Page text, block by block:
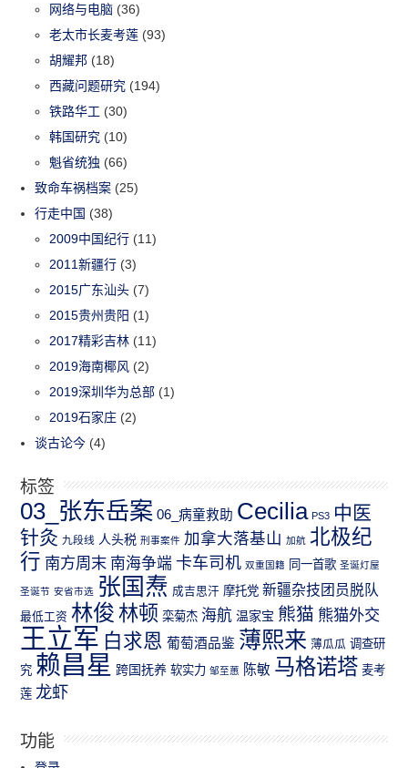
网络与电脑 (36)
老太市长麦考莲 (93)
胡耀邦 (18)
西藏问题研究 (194)
铁路华工 (30)
韩国研究 (10)
魁省统独 (66)
致命车祸档案 (25)
行走中国 (38)
2009中国纪行 (11)
2011新疆行 (3)
2015广东汕头 (7)
2015贵州贵阳 (1)
2017精彩吉林 (11)
2019海南椰风 (2)
2019深圳华为总部 (1)
2019石家庄 (2)
谈古论今 (4)
标签
03_张东岳案 06_病童救助 Cecilia PS3 中医
针灸 九段线 人头税 刑事案件 加拿大落基山 加航 北极纪
行 南方周末 南海争端 卡车司机 双重国籍 同一首歌 圣诞灯屋
圣诞节 安省市选 张国焘 成吉思汗 摩托党 新疆杂技团员脱队
最低工资 林俊 林顿 栾菊杰 海航 温家宝 熊猫 熊猫外交
王立军 白求恩 葡萄酒品鉴 薄熙来 薄瓜瓜 调查研
究 赖昌星 跨国抚养 软实力 邹至蕙 陈敏 马格诺塔 麦考
莲 龙虾
功能